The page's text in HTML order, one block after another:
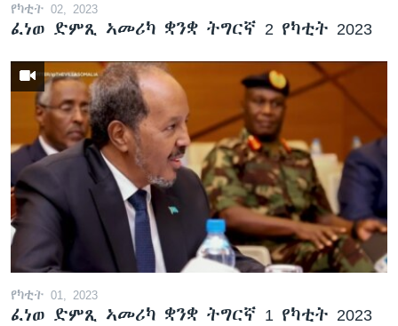
የካቲት 02, 2023
ፈነወ ድምጺ ኣመሪካ ቋንቋ ትግርኛ 2 የካቲት 2023
የካቲት 01, 2023
ፈነወ ድምጺ ኣመሪካ ቋንቋ ትግርኛ 1 የካቲት 2023